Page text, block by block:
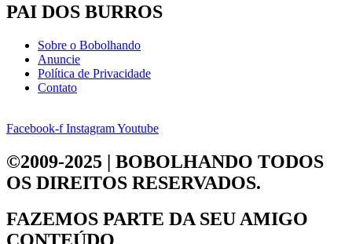
PAI DOS BURROS
Sobre o Bobolhando
Anuncie
Política de Privacidade
Contato
Facebook-f InstagramYoutube
©2009-2025 | BOBOLHANDO TODOS
OS DIREITOS RESERVADOS.
FAZEMOS PARTE DA SEU AMIGO